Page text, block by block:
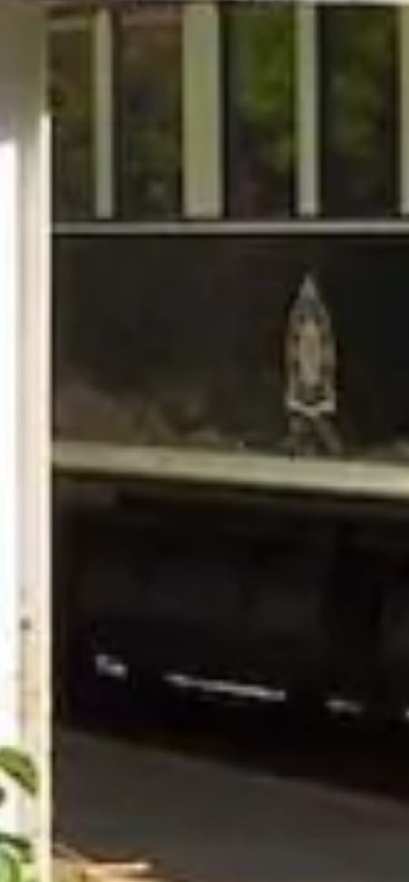
Niesamowite miejsca
Luksusowy pociąg w stylu kolonialnym na trasie
Pretoria- Durban - 3 dni -trasa ta oferuje
Kapsztad- Pretoria - 4 dni -jedna z
Dodatkowe informacje
Z kim pojadę?